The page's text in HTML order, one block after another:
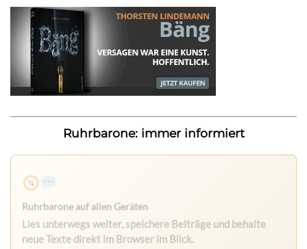
Ruhrbarone: immer informiert
Ruhrbarone auf allen Geräten
Lies unterwegs weiter, speichere Beiträge und behalte
neue Texte direkt im Browser im Blick.